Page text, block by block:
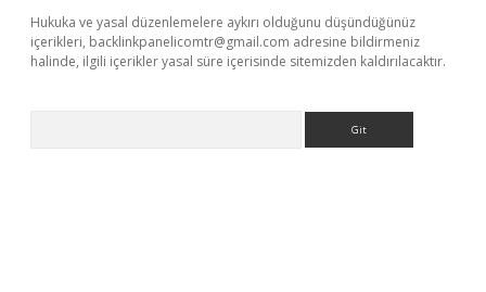
Hukuka ve yasal düzenlemelere aykırı olduğunu düşündüğünüz
içerikleri, backlinkpanelicomtr@gmail.com adresine bildirmeniz
halinde, ilgili içerikler yasal süre içerisinde sitemizden kaldırılacaktır.